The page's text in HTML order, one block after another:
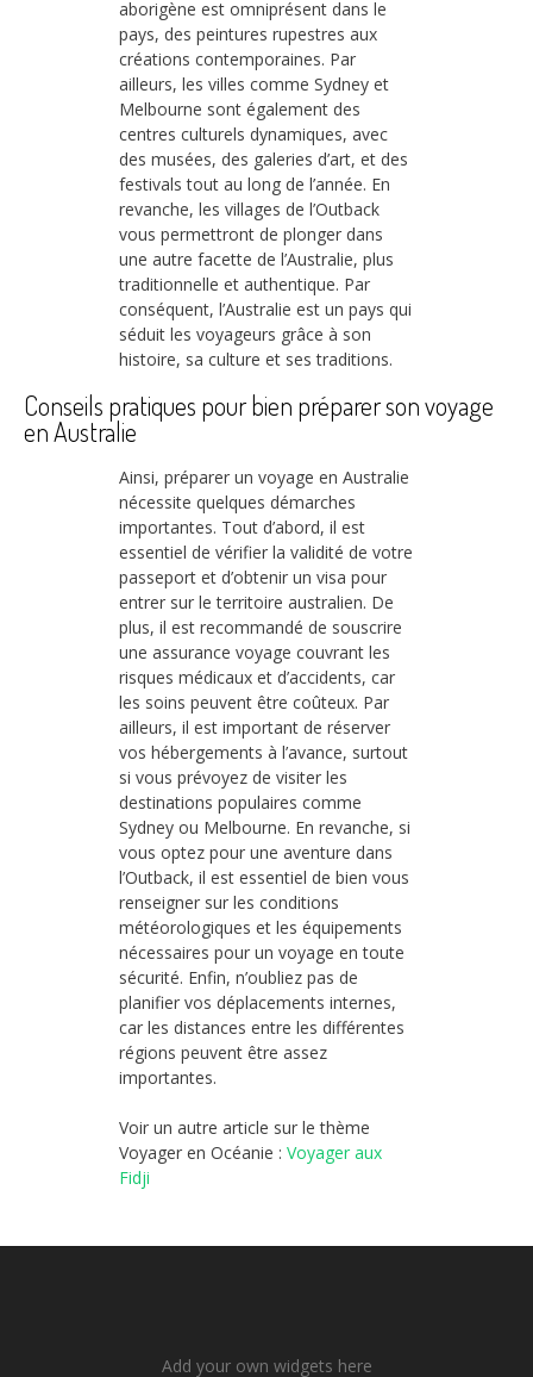
aborigène est omniprésent dans le
pays, des peintures rupestres aux
créations contemporaines. Par
ailleurs, les villes comme Sydney et
Melbourne sont également des
centres culturels dynamiques, avec
des musées, des galeries d’art, et des
festivals tout au long de l’année. En
revanche, les villages de l’Outback
vous permettront de plonger dans
une autre facette de l’Australie, plus
traditionnelle et authentique. Par
conséquent, l’Australie est un pays qui
séduit les voyageurs grâce à son
histoire, sa culture et ses traditions.
Conseils pratiques pour bien préparer son voyage
en Australie
Ainsi, préparer un voyage en Australie
nécessite quelques démarches
importantes. Tout d’abord, il est
essentiel de vérifier la validité de votre
passeport et d’obtenir un visa pour
entrer sur le territoire australien. De
plus, il est recommandé de souscrire
une assurance voyage couvrant les
risques médicaux et d’accidents, car
les soins peuvent être coûteux. Par
ailleurs, il est important de réserver
vos hébergements à l’avance, surtout
si vous prévoyez de visiter les
destinations populaires comme
Sydney ou Melbourne. En revanche, si
vous optez pour une aventure dans
l’Outback, il est essentiel de bien vous
renseigner sur les conditions
météorologiques et les équipements
nécessaires pour un voyage en toute
sécurité. Enfin, n’oubliez pas de
planifier vos déplacements internes,
car les distances entre les différentes
régions peuvent être assez
importantes.
Voir un autre article sur le thème
Voyager en Océanie : Voyager aux
Fidji
Add your own widgets here